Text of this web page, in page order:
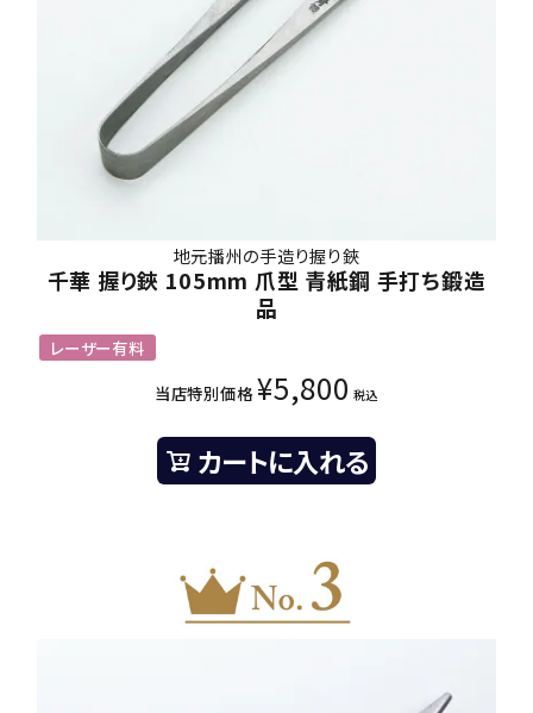
地元播州の手造り握り鋏
千華 握り鋏 105mm 爪型 青紙鋼 手打ち鍛造
品
レーザー有料
当店特別価格 ¥5,800 税込
カートに入れる